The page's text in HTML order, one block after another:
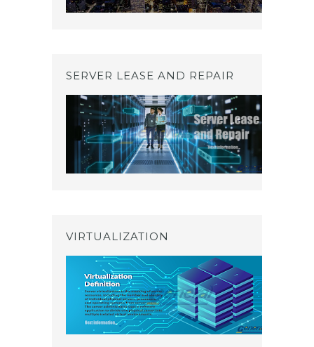
SERVER LEASE AND REPAIR
VIRTUALIZATION